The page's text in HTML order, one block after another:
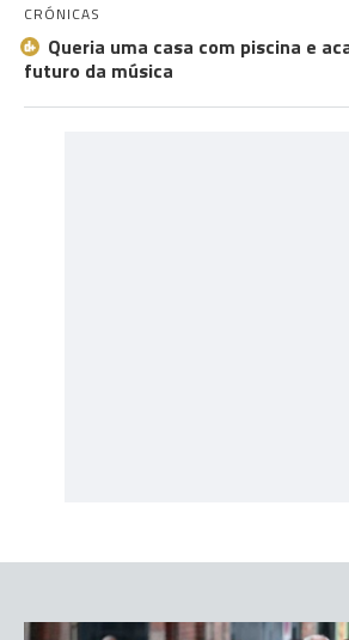
CRÓNICAS
Queria uma casa com piscina e
futuro da música